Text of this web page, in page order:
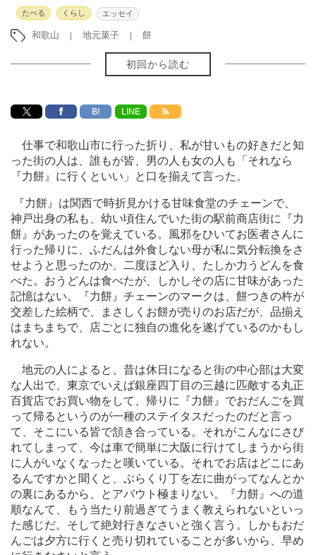
たべる くらし エッセイ
和歌山 地元菓子 餅
初回から読む
B! LINE
仕事で和歌山市に行った折り、私が甘いもの好きだと知
った街の人は、誰もが皆、男の人も女の人も「それなら
『力餅』に行くといい」と口を揃えて言った。
『力餅』は関西で時折見かける甘味食堂のチェーンで、
神戸出身の私も、幼い頃住んでいた街の駅前商店街に『力
餅』があったのを覚えている。風邪をひいてお医者さんに
行った帰りに、ふだんは外食しない母が私に気分転換をさ
せようと思ったのか、二度ほど入り、たしか力うどんを食
べた。おうどんは食べたが、しかしその店に甘味があった
記憶はない。『力餅』チェーンのマークは、餅つきの杵が
交差した絵柄で、まさしくお餅が売りのお店だが、品揃え
はまちまちで、店ごとに独自の進化を遂げているのかもし
れない。
地元の人によると、昔は休日になると街の中心部は大変
な人出で、東京でいえば銀座四丁目の三越に匹敵する丸正
百貨店でお買い物をして、帰りに『力餅』でおだんごを買
って帰るというのが一種のステイタスだったのだと言っ
て、そこにいる皆で頷き合っている。それがこんなにさび
れてしまって、今は車で簡単に大阪に行けてしまうから街
に人がいなくなったと嘆いている。それでお店はどこにあ
るんですかと聞くと、ぶらくり丁を左に曲がってなんとか
の裏にあるから、とアバウト極まりない。『力餅』への道
順なんて、もう当たり前過ぎてうまく教えられないといっ
た感じだ。そして絶対行きなさいと強く言う。しかもおだ
んごは夕方に行くと売り切れていることが多いから、早め